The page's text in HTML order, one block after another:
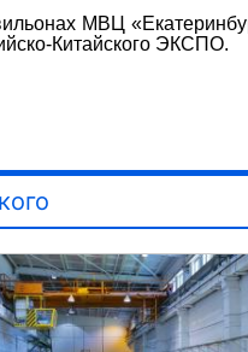
МВЦ
Китайского ЭКСПО.